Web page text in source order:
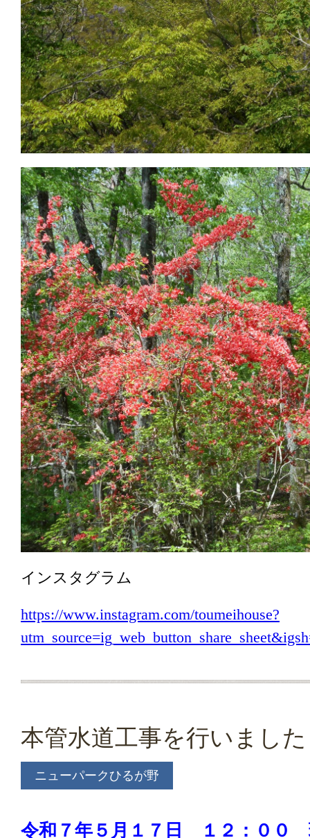
インスタグラム
https://www.instagram.com/toumeihouse?
本管水道工事を行いました
ニューパークひるが野
令和７年５月１７ 日 １２：００